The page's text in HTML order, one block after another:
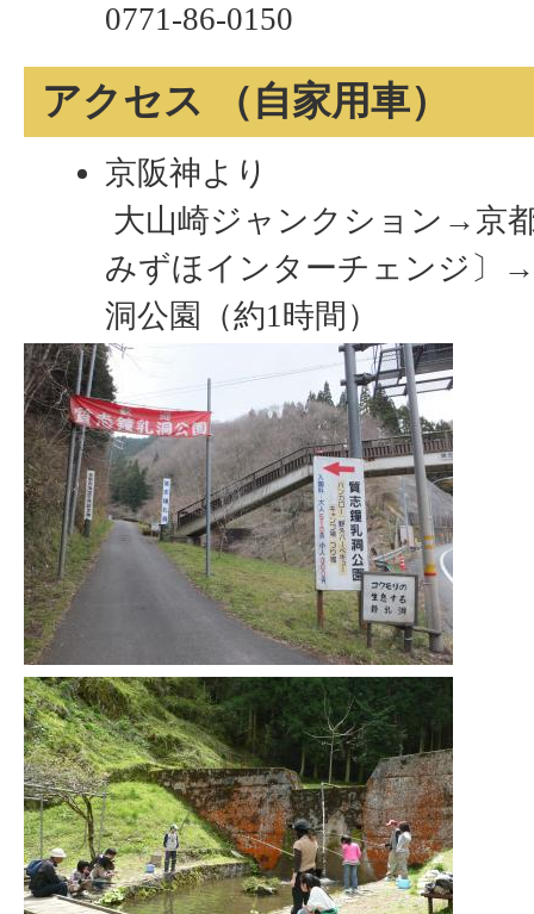
0771-86-0150
アクセス （自家用車）
京阪神より
大山崎ジャンクション→京
みずほインターチェンジ〕→
洞公園（約1時間）
京都北部方面より
京都縦貫自動車道〔宮津天
→〔京丹波みずほインター
線‐質志鐘乳洞公園（約1時間